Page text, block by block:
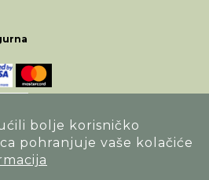
bolje korisničko
pohranjuje vaše kolačiće